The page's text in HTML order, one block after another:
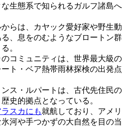
生態系で知られるガルフ諸島へ
らは、カヤック愛好家や野生動
、息をのむようなブロートン群
。
コミュニティは、世界最大級の
ト・ベア熱帯雨林探検の出発点
ス・ルパートは、古代先住民の
史的拠点となっている。
ラスカにも就航しており、アメリ
河や手つかずの大自然を目の当